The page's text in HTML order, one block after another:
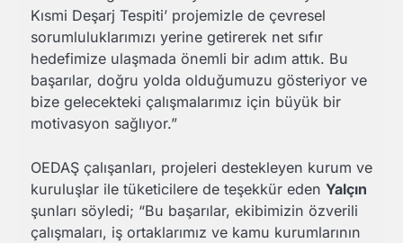
Kısmi Deşarj Tespiti’ projemizle de çevresel
sorumluluklarımızı yerine getirerek net sıfır
hedefimize ulaşmada önemli bir adım attık. Bu
başarılar, doğru yolda olduğumuzu gösteriyor ve
bize gelecekteki çalışmalarımız için büyük bir
motivasyon sağlıyor.”
OEDAŞ çalışanları, projeleri destekleyen kurum ve
kuruluşlar ile tüketicilere de teşekkür eden Yalçın
şunları söyledi; “Bu başarılar, ekibimizin özverili
çalışmaları, iş ortaklarımız ve kamu kurumlarının